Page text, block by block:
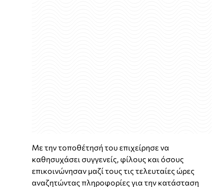
Με την τοποθέτησή του επιχείρησε να
καθησυχάσει συγγενείς, φίλους και όσους
επικοινώνησαν μαζί τους τις τελευταίες ώρες
αναζητώντας πληροφορίες για την κατάσταση